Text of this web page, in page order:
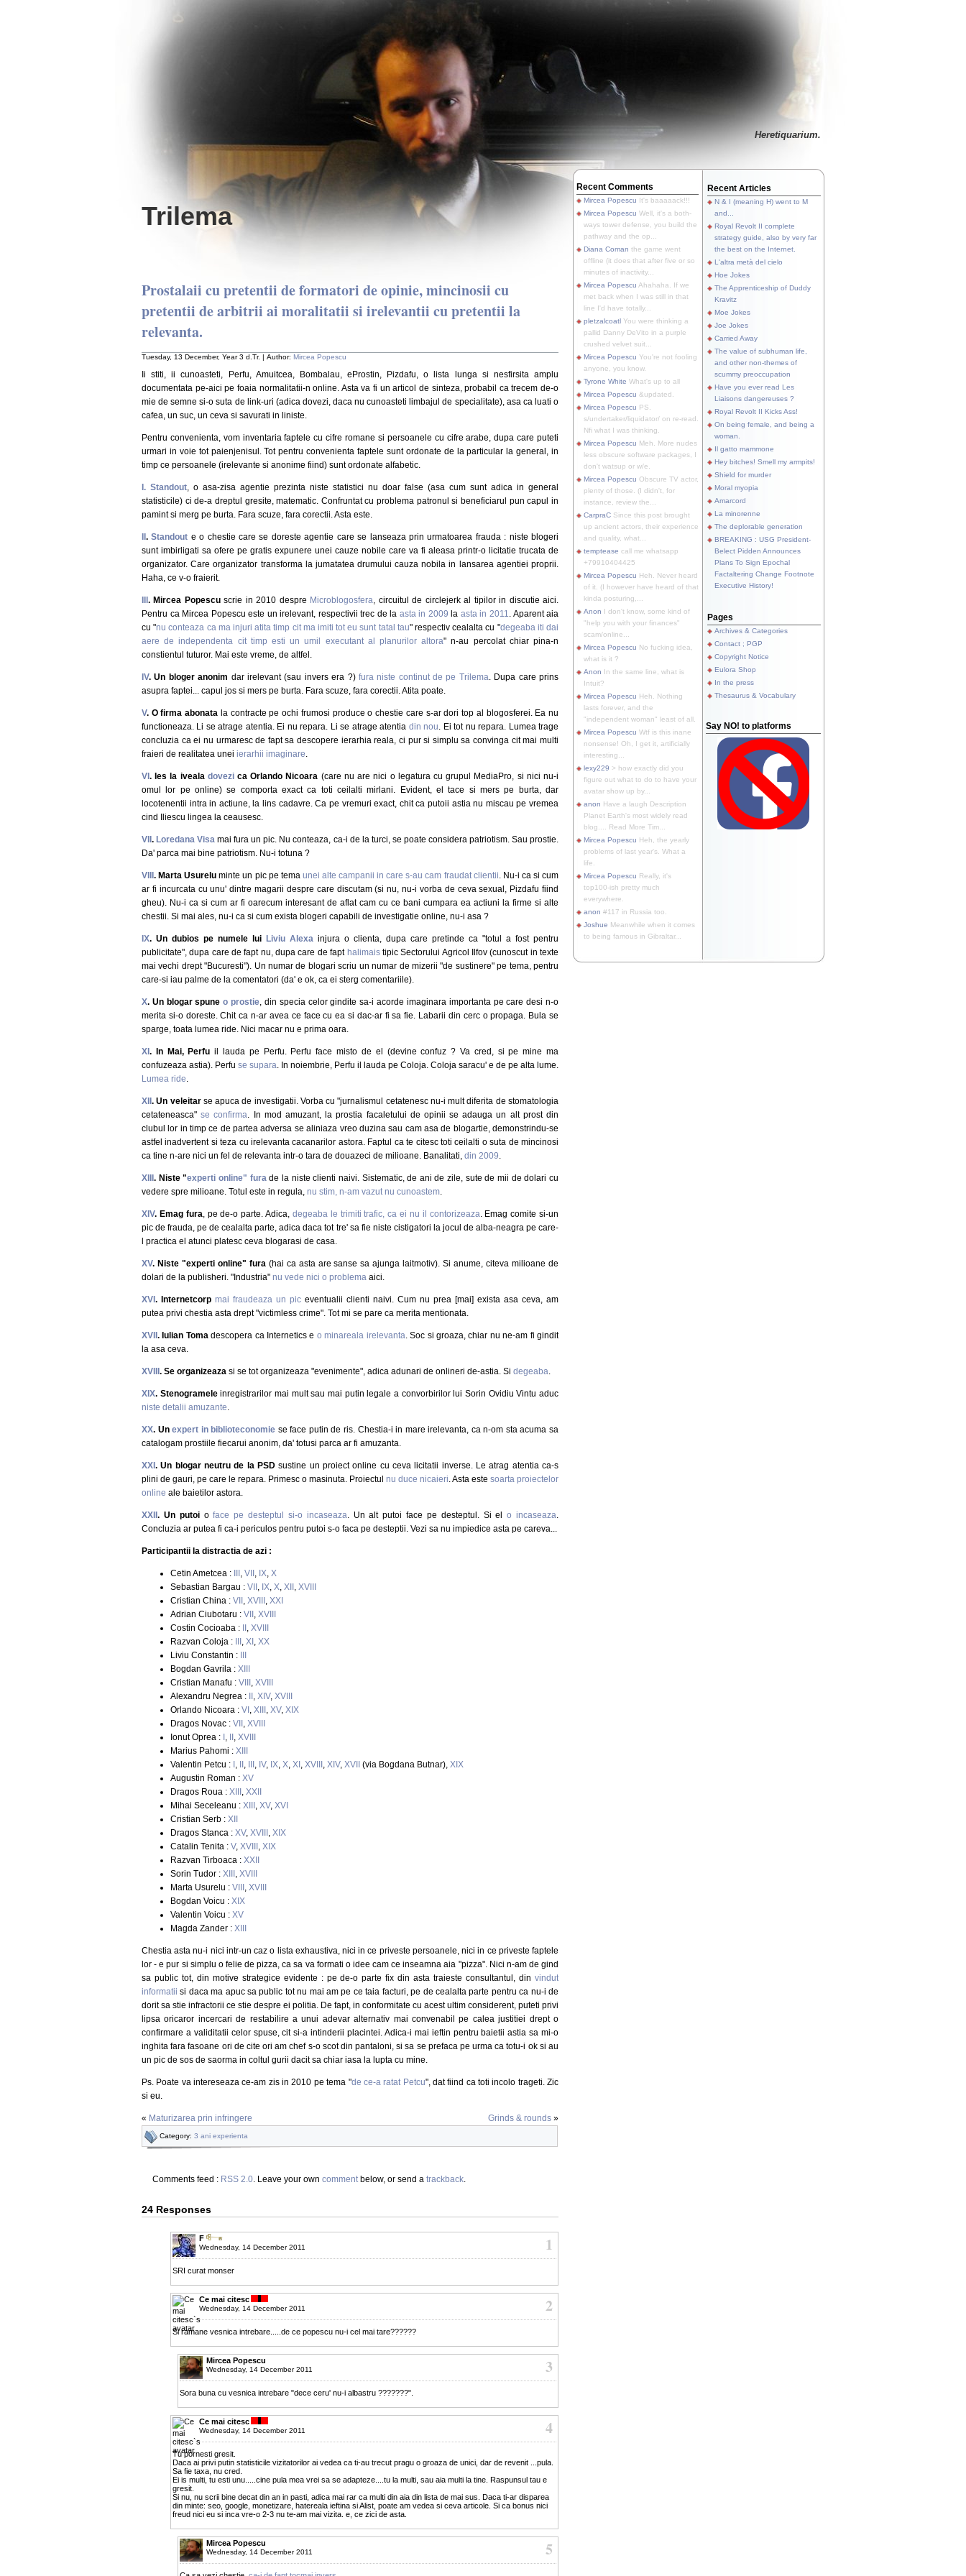
Trilema
Heretiquarium.
Prostalaii cu pretentii de formatori de opinie, mincinosii cu
pretentii de arbitrii ai moralitatii si irelevantii cu pretentii la
relevanta.
Tuesday, 13 December, Year 3 d.Tr. | Author: Mircea Popescu
Ii stiti, ii cunoasteti, Perfu, Amuitcea, Bombalau, eProstin, Pizdafu, o lista lunga si nesfirsita amplu
documentata pe-aici pe foaia normalitatii-n online. Asta va fi un articol de sinteza, probabil ca trecem de-o
mie de semne si-o suta de link-uri (adica dovezi, daca nu cunoasteti limbajul de specialitate), asa ca luati o
cafea, un suc, un ceva si savurati in liniste.
Pentru convenienta, vom inventaria faptele cu cifre romane si persoanele cu cifre arabe, dupa care puteti
urmari in voie tot paienjenisul. Tot pentru convenienta faptele sunt ordonate de la particular la general, in
timp ce persoanele (irelevante si anonime fiind) sunt ordonate alfabetic.
I. Standout , o asa-zisa agentie prezinta niste statistici nu doar false (asa cum sunt adica in general
statisticile) ci de-a dreptul gresite, matematic. Confruntat cu problema patronul si beneficiarul pun capul in
pamint si merg pe burta. Fara scuze, fara corectii. Asta este.
II.Standout e o chestie care se doreste agentie care se lanseaza prin urmatoarea frauda : niste blogeri
sunt imbirligati sa ofere pe gratis expunere unei cauze nobile care va fi aleasa printr-o licitatie trucata de
organizator. Care organizator transforma la jumatatea drumului cauza nobila in lansarea agentiei proprii.
Haha, ce v-o fraierit.
III. Mircea Popescuscrie in 2010 despre Microblogosfera , circuitul de circlejerk al tipilor in discutie aici.
Pentru ca Mircea Popescu este un irelevant, respectivii trec de la asta in 2009 la asta in 2011
. Aparent aia
cu "nu conteaza ca ma injuri atita timp cit ma imiti tot eu sunt tatal tau" respectiv cealalta cu "degeaba iti dai
aere de independenta cit timp esti un umil executant al planurilor altora" n-au percolat chiar pina-n
constientul tuturor. Mai este vreme, de altfel.
IV. Un bloger anonim dar irelevant (sau invers era ?) fura niste continut de pe Trilema . Dupa care prins
asupra faptei... capul jos si mers pe burta. Fara scuze, fara corectii. Atita poate.
V. O firma abonata la contracte pe ochi frumosi produce o chestie care s-ar dori top al blogosferei. Ea nu
functioneaza. Li se atrage atentia. Ei nu repara. Li se atrage atentia din nou . Ei tot nu repara. Lumea trage
concluzia ca ei nu urmaresc de fapt sa descopere ierarhia reala, ci pur si simplu sa convinga cit mai multi
fraieri de realitatea unei ierarhii imaginare
VI. Ies la iveala dovezica Orlando Nicoara (care nu are nici o legatura cu grupul MediaPro, si nici nu-i
omul lor pe online) se comporta exact ca toti ceilalti mirlani. Evident, el tace si mers pe burta, dar
locotenentii intra in actiune, la lins cadavre. Ca pe vremuri exact, chit ca putoii astia nu miscau pe vremea
cind Iliescu lingea la ceausesc.
VII.Loredana Visa mai fura un pic. Nu conteaza, ca-i de la turci, se poate considera patriotism. Sau prostie.
Da' parca mai bine patriotism. Nu-i totuna ?
VIII. Marta Usurelu minte un pic pe tema unei alte campanii in care s-au cam fraudat clientii . Nu-i ca si cum
ar fi incurcata cu unu' dintre magarii despre care discutam (si nu, nu-i vorba de ceva sexual, Pizdafu fiind
gheu). Nu-i ca si cum ar fi oarecum interesant de aflat cam cu ce bani cumpara ea actiuni la firme si alte
chestii. Si mai ales, nu-i ca si cum exista blogeri capabili de investigatie online, nu-i asa ?
IX. Un dubios pe numele lui Liviu Alexa injura o clienta, dupa care pretinde ca "totul a fost pentru
publicitate", dupa care de fapt nu, dupa care de fapt halimaistipic Sectorului Agricol Ilfov (cunoscut in texte
mai vechi drept "Bucuresti"). Un numar de blogari scriu un numar de mizerii "de sustinere" pe tema, pentru
care-si iau palme de la comentatori (da' e ok, ca ei sterg comentariile).
X. Un blogar spuneo prostie , din specia celor gindite sa-i acorde imaginara importanta pe care desi n-o
merita si-o doreste. Chit ca n-ar avea ce face cu ea si dac-ar fi sa fie. Labarii din cerc o propaga. Bula se
sparge, toata lumea ride. Nici macar nu e prima oara.
XI. In Mai, Perfu il lauda pe Perfu. Perfu face misto de el (devine confuz ? Va cred, si pe mine ma
confuzeaza astia). Perfu se supara . In noiembrie, Perfu il lauda pe Coloja. Coloja saracu' e de pe alta lume.
Lumea ride
XII. Un veleitarse apuca de investigatii. Vorba cu "jurnalismul cetatenesc nu-i mult diferita de stomatologia
cetateneasca"se confirma . In mod amuzant, la prostia facaletului de opinii se adauga un alt prost din
clubul lor in timp ce de partea adversa se aliniaza vreo duzina sau cam asa de blogartie, demonstrindu-se
astfel inadvertent si teza cu irelevanta cacanarilor astora. Faptul ca te citesc toti ceilalti o suta de mincinosi
ca tine n-are nici un fel de relevanta intr-o tara de douazeci de milioane. Banalitati, din 2009
XIII. Niste "experti online" fura de la niste clienti naivi. Sistematic, de ani de zile, sute de mii de dolari cu
vedere spre milioane. Totul este in regula, nu stim, n-am vazut nu cunoastem
XIV. Emag fura , pe de-o parte. Adica, degeaba le trimiti trafic, ca ei nu il contorizeaza . Emag comite si-un
pic de frauda, pe de cealalta parte, adica daca tot tre' sa fie niste cistigatori la jocul de alba-neagra pe care-
l practica el atunci platesc ceva blogarasi de casa.
XV. Niste "experti online" fura (hai ca asta are sanse sa ajunga laitmotiv). Si anume, citeva milioane de
dolari de la publisheri. "Industria" nu vede nici o problema aici.
XVI. Internetcorp mai fraudeaza un pic eventualii clienti naivi. Cum nu prea [mai] exista asa ceva, am
putea privi chestia asta drept "victimless crime". Tot mi se pare ca merita mentionata.
XVII. Iulian Toma descopera ca Internetics e o minareala irelevanta . Soc si groaza, chiar nu ne-am fi gindit
la asa ceva.
XVIII. Se organizeaza si se tot organizeaza "evenimente", adica adunari de onlineri de-astia. Si degeaba
XIX. Stenogrameleinregistrarilor mai mult sau mai putin legale a convorbirilor lui Sorin Ovidiu Vintu aduc
niste detalii amuzante
XX. Unexpert in biblioteconomie se face putin de ris. Chestia-i in mare irelevanta, ca n-om sta acuma sa
catalogam prostiile fiecarui anonim, da' totusi parca ar fi amuzanta.
XXI. Un blogar neutru de la PSD sustine un proiect online cu ceva licitatii inverse. Le atrag atentia ca-s
plini de gauri, pe care le repara. Primesc o masinuta. Proiectul nu duce nicaieri . Asta este soarta proiectelor
online ale baietilor astora.
XXII. Un putoioface pe desteptul si-o incaseaza . Un alt putoi face pe desteptul. Si elo incaseaza
Concluzia ar putea fi ca-i periculos pentru putoi s-o faca pe desteptii. Vezi sa nu impiedice asta pe careva...
Participantii la distractia de azi :
Cetin Ametcea : III VII IX X
Sebastian Bargau : VII IX X XII XVIII
Cristian China : VII XVIII XXI
Adrian Ciubotaru : VII XVIII
Costin Cocioaba : II XVIII
Razvan Coloja : III XI XX
Liviu Constantin : III
Bogdan Gavrila : XIII
Cristian Manafu : VIII XVIII
Alexandru Negrea : II XIV, XVIII
Orlando Nicoara : VI XIII XV, XIX
Dragos Novac : VII XVIII
Ionut Oprea : I II XVIII
Marius Pahomi : XIII
Valentin Petcu : I II III IV, IX X XI XVIII XIV, XVII (via Bogdana Butnar), XIX
Augustin Roman : XV
Dragos Roua : XIII XXII
Mihai Seceleanu : XIII XV, XVI
Cristian Serb : XII
Dragos Stanca : XV, XVIII XIX
Catalin Tenita : V, XVIII XIX
Razvan Tirboaca : XXII
Sorin Tudor : XIII XVIII
Marta Usurelu : VIII XVIII
Bogdan Voicu : XIX
Valentin Voicu : XV
Magda Zander : XIII
Chestia asta nu-i nici intr-un caz o lista exhaustiva, nici in ce priveste persoanele, nici in ce priveste faptele
lor - e pur si simplu o felie de pizza, ca sa va formati o idee cam ce inseamna aia "pizza". Nici n-am de gind
sa public tot, din motive strategice evidente : pe de-o parte fix din asta traieste consultantul, din vindut
informatii si daca ma apuc sa public tot nu mai am pe ce taia facturi, pe de cealalta parte pentru ca nu-i de
dorit sa stie infractorii ce stie despre ei politia. De fapt, in conformitate cu acest ultim considerent, puteti privi
lipsa oricaror incercari de restabilire a unui adevar alternativ mai convenabil pe calea justitiei drept o
confirmare a validitatii celor spuse, cit si-a intinderii placintei. Adica-i mai ieftin pentru baietii astia sa mi-o
inghita fara fasoane ori de cite ori am chef s-o scot din pantaloni, si sa se prefaca pe urma ca totu-i ok si au
un pic de sos de saorma in coltul gurii dacit sa chiar iasa la lupta cu mine.
Ps. Poate va intereseaza ce-am zis in 2010 pe tema "de ce-a ratat Petcu", dat fiind ca toti incolo trageti. Zic
si eu.
« Maturizarea prin infringere Grinds & rounds »
Category: 3 ani experienta
Comments feed : RSS 2.0 . Leave your own comment below, or send a trackback
24 Responses
1
F
Wednesday, 14 December 2011
SRI curat monser
2
Ce mai citesc
Wednesday, 14 December 2011
Si ramane vesnica intrebare.....de ce popescu nu-i cel mai tare??????
3
Mircea Popescu
Wednesday, 14 December 2011
Sora buna cu vesnica intrebare "dece ceru' nu-i albastru ???????".
4
Ce mai citesc
Wednesday, 14 December 2011
Tu pornesti gresit.
Daca ai privi putin statisticile vizitatorilor ai vedea ca ti-au trecut pragu o groaza de unici, dar de revenit ...pula.
Sa fie taxa, nu cred.
Ei is multi, tu esti unu.....cine pula mea vrei sa se adapteze....tu la multi, sau aia multi la tine. Raspunsul tau e
gresit.
Si nu, nu scrii bine decat din an in pasti, adica mai rar ca multi din aia din lista de mai sus. Daca ti-ar disparea
din minte: seo, google, monetizare, hatereala ieftina si Alist, poate am vedea si ceva articole. Si ca bonus nici
freud nici eu si inca vre-o 2-3 nu te-am mai vizita. e, ce zici de asta.
5
Mircea Popescu
Wednesday, 14 December 2011
Recent Comments
Mircea Popescu It's baaaaack!!!
Mircea Popescu Well, it's a both-
ways tower defense, you build the
pathway and the op...
Diana Coman the game went
offline (it does that after five or so
minutes of inactivity...
Mircea Popescu Ahahaha. If we
met back when I was still in that
line I'd have totally...
pletzalcoatl You were thinking a
pallid Danny DeVito in a purple
crushed velvet suit...
Mircea Popescu You're not fooling
anyone, you know.
Tyrone White What's up to all
Mircea Popescu &updated.
Mircea Popescu PS.
s/undertaker/liquidator/ on re-read.
Nfi what I was thinking.
Mircea Popescu Meh. More nudes
less obscure software packages, I
don't watsup or w/e.
Mircea Popescu Obscure TV actor,
plenty of those. (I didn't, for
instance, review the...
CarpraC Since this post brought
up ancient actors, their experience
and quality, what...
temptease call me whatsapp
+79910404425
Mircea Popescu Heh. Never heard
of it. (I however have heard of that
kinda posturing,...
Anon I don't know, some kind of
"help you with your finances"
scam/online...
Mircea Popescu No fucking idea,
what is it ?
Anon In the same line, what is
Intuit?
Mircea Popescu Heh. Nothing
lasts forever, and the
"independent woman" least of all.
Mircea Popescu Wtf is this inane
nonsense! Oh, I get it, artificially
interesting...
lexy229 > how exactly did you
figure out what to do to have your
avatar show up by...
anon Have a laugh Description
Planet Earth's most widely read
blog.... Read More Tim...
Mircea Popescu Heh, the yearly
problems of last year's. What a
life.
Mircea Popescu Really, it's
top100-ish pretty much
everywhere.
anon #117 in Russia too.
Joshue Meanwhile when it comes
to being famous in Gibraltar...
Recent Articles
N & I (meaning H) went to M
and...
Royal Revolt II complete
strategy guide, also by very far
the best on the Internet.
L'altra metà del cielo
Hoe Jokes
The Apprenticeship of Duddy
Kravitz
Moe Jokes
Joe Jokes
Carried Away
The value of subhuman life,
and other non-themes of
scummy preoccupation
Have you ever read Les
Liaisons dangereuses ?
Royal Revolt II Kicks Ass!
On being female, and being a
woman.
Il gatto mammone
Hey bitches! Smell my armpits!
Shield for murder
Moral myopia
Amarcord
La minorenne
The deplorable generation
BREAKING : USG President-
Belect Pidden Announces
Plans To Sign Epochal
Factaltering Change Footnote
Executive History!
Pages
Archives & Categories
Contact ; PGP
Copyright Notice
Eulora Shop
In the press
Thesaurus & Vocabulary
Say NO! to platforms